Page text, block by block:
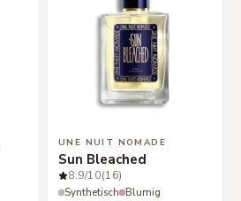
UNE NUIT NOMADE
Sun Bleached
8.9/10(16)
Synthetisch Blumig